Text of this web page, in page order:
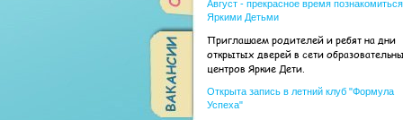
Август - прекрасное время
Яркими Детьми
Приглашаем родителей и ребят на дни
открытых дверей в сети
центров Яркие Дети.
Открыта запись в летний клуб "Формула
Успеха"